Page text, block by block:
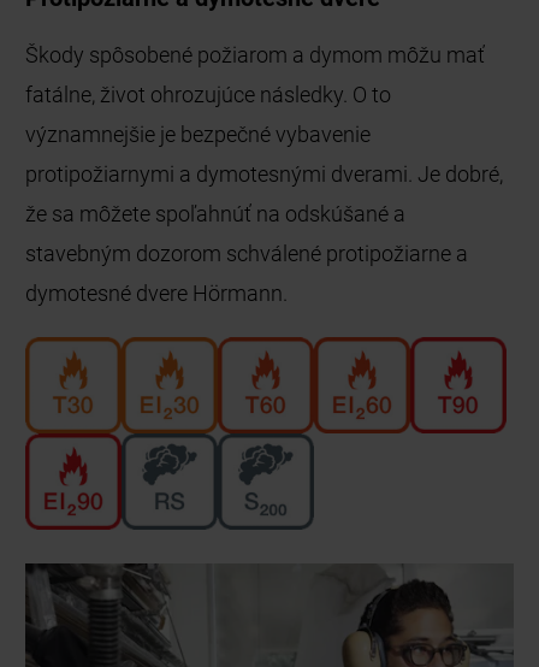
Škody spôsobené požiarom a dymom môžu mať
fatálne, život ohrozujúce následky. O to
významnejšie je bezpečné vybavenie
protipožiarnymi a dymotesnými dverami. Je dobré,
že sa môžete spoľahnúť na odskúšané a
stavebným dozorom schválené protipožiarne a
dymotesné dvere Hörmann.